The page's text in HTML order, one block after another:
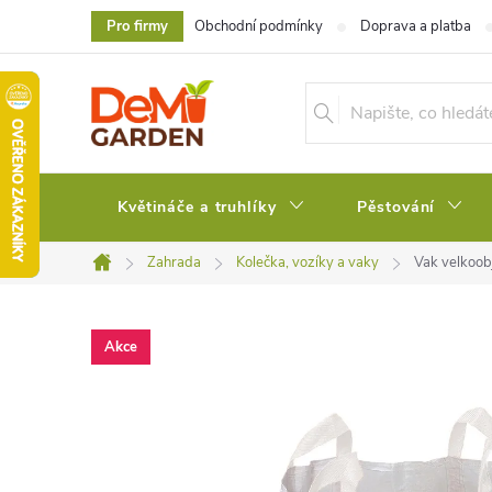
obsah
Pro firmy Obchodní podmínky Doprava a platba
Květináče a truhlíky Pěstování
Domů
Zahrada Kolečka, vozíky a vaky Vak
Akce